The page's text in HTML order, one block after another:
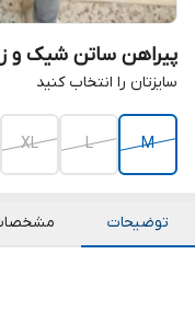
پیراهن ساتن شیک و زیبا
سایزتان را انتخاب کنید
M
L
XL
توضیحات